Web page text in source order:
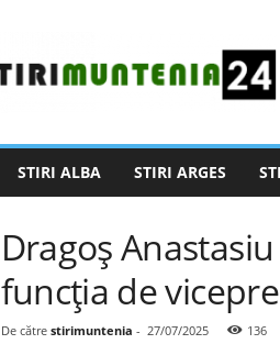
STIRI ALBA STIRI ARGES
Dragoș
funcția de
De către stirimuntenia - 27/07/2025 136